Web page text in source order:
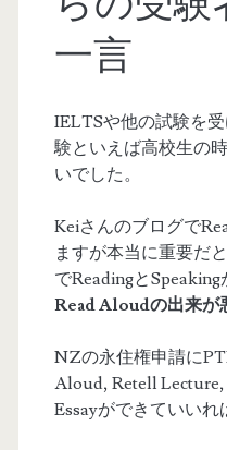
一言
IELTSや他の試験を
験といえば高校生の
いでした。
Keiさんのブログで
ますが本当に重要だ
でReadingと
Read Aloudの出来が
NZの永住権申請に
Aloud, Retell Lecture,
Essayができていいれ